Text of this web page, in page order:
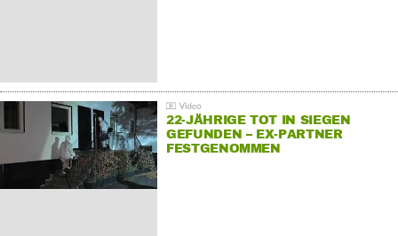
22-JÄHRIGE TOT IN SIEGEN
GEFUNDEN – EX-PARTNER
FESTGENOMMEN